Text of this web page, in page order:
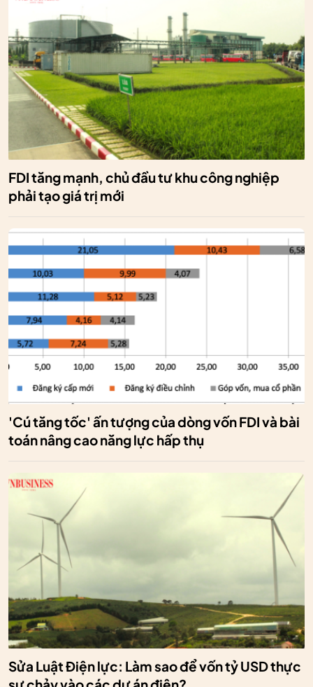
FDI tăng mạnh, chủ đầu tư khu công nghiệp
phải tạo giá trị mới
'Cú tăng tốc' ấn tượng của dòng vốn FDI và bài
toán nâng cao năng lực hấp thụ
Sửa Luật Điện lực: Làm sao để vốn tỷ USD thực